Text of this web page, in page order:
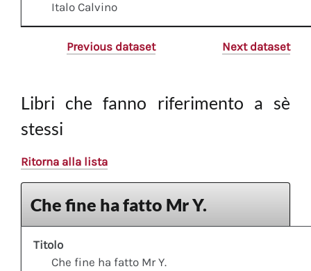
Italo Calvino
Previous dataset Next dataset
Libri che fanno riferimento a sè
stessi
Ritorna alla lista
Che fine ha fatto Mr Y.
Titolo
Che fine ha fatto Mr Y.